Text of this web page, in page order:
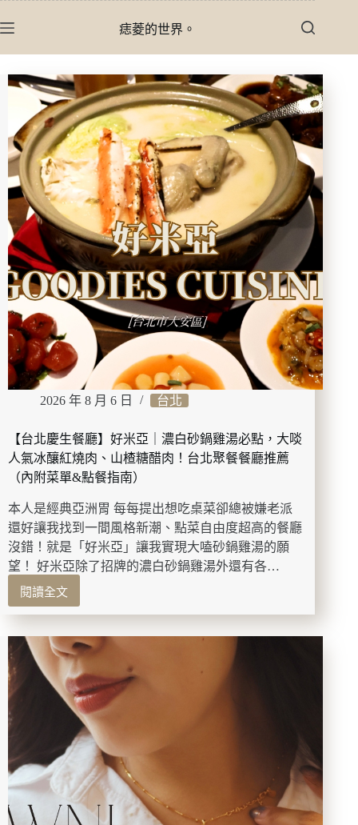
至
內
痣菱的世界。
2026 年 8 月 6 日 台北
【台北慶生餐廳】好米亞｜濃白砂鍋雞湯必點，大啖
人氣冰釀紅燒肉、山楂糖醋肉！台北聚餐餐廳推薦
（內附菜單&點餐指南）
本人是經典亞洲胃 每每提出想吃桌菜卻總被嫌老派
還好讓我找到一間風格新潮、點菜自由度超高的餐廳
沒錯！就是「好米亞」讓我實現大嗑砂鍋雞湯的願
望！ 好米亞除了招牌的濃白砂鍋雞湯外還有各…
閱讀全文
【台
北
生
餐
廳】
濃
白